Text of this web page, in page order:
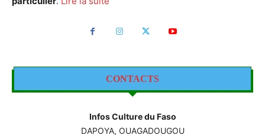
CONTACTS
Infos Culture du Faso
DAPOYA, OUAGADOUGOU